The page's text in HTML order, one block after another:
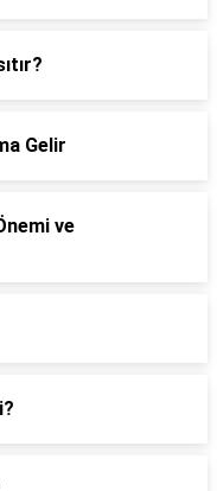
Gelir
ve